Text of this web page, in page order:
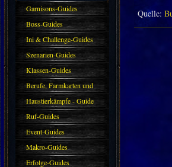
Garnisons-Guides
Boss-Guides
Ini & Challenge-Guides
Szenarien-Guides
Klassen-Guides
Berufe, Farmkarten und
Haustiere
Haustierkämpfe - Guide
Ruf-Guides
Event-Guides
Makro-Guides
Erfolge-Guides
Quelle: